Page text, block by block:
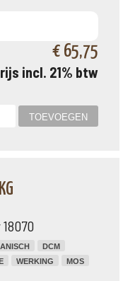
€ 65,75
incl. 21% btw
DCM
WERKING MOS